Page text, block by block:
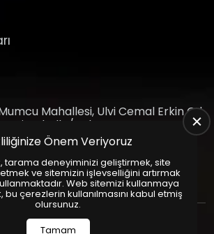
Mahallesi, Ulvi Cemal Erkin Cd.
Yenimahalle/Ankara
354 8888
343 4085
| Bu site Us Yazılım
Paketleri ile Hazırlanmıştır. © 2025
Önem Veriyoruz
tarama deneyiminizi geliştirmek, site
ve sitemizin işlevselliğini artırmak
Web sitemizi kullanmaya
çerezlerin kullanılmasını kabul etmiş
olursunuz.
Tamam